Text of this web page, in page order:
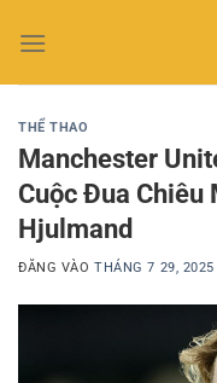
qua
THỂ THAO
Manchester
Cuộc Đua Chiêu
Hjulmand
ĐĂNG VÀOTHÁNG 7 29, 2025